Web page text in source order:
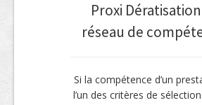
Proxi
réseau de
Si la compétence d’un
l’un des critères de